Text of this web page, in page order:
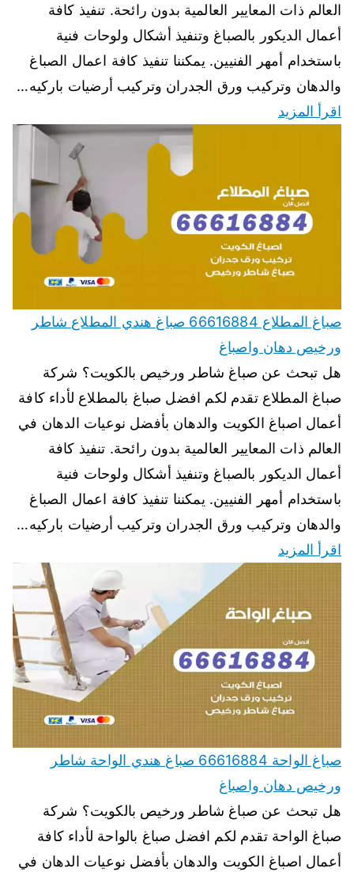
العالم ذات المعايير العالمية بدون رائحة. تنفيذ كافة
أعمال الديكور بالصباغ وتنفيذ أشكال ولوحات فنية
باستخدام أمهر الفنيين. يمكننا تنفيذ كافة اعمال الصباغ
والدهان وتركيب ورق الجدران وتركيب أرضيات باركيه…
اقرأ المزيد
صباغ المطلاع 66616884 صباغ هندي المطلاع شاطر
ورخيص دهان واصباغ
هل تبحث عن صباغ شاطر ورخيص بالكويت؟ شركة
صباغ المطلاع تقدم لكم افضل صباغ بالمطلاع لأداء كافة
أعمال اصباغ الكويت والدهان بأفضل نوعيات الدهان في
العالم ذات المعايير العالمية بدون رائحة. تنفيذ كافة
أعمال الديكور بالصباغ وتنفيذ أشكال ولوحات فنية
باستخدام أمهر الفنيين. يمكننا تنفيذ كافة اعمال الصباغ
والدهان وتركيب ورق الجدران وتركيب أرضيات باركيه…
اقرأ المزيد
صباغ الواحة 66616884 صباغ هندي الواحة شاطر
ورخيص دهان واصباغ
هل تبحث عن صباغ شاطر ورخيص بالكويت؟ شركة
صباغ الواحة تقدم لكم افضل صباغ بالواحة لأداء كافة
أعمال اصباغ الكويت والدهان بأفضل نوعيات الدهان في